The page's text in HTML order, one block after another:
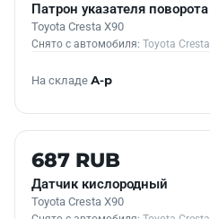
Патрон указателя поворота
Toyota Cresta X90
Снято с автомобиля: Toyota Cresta
На складе А-р
Б/У В НАЛИЧИИ
687 RUB
Датчик кислородный
Toyota Cresta X90